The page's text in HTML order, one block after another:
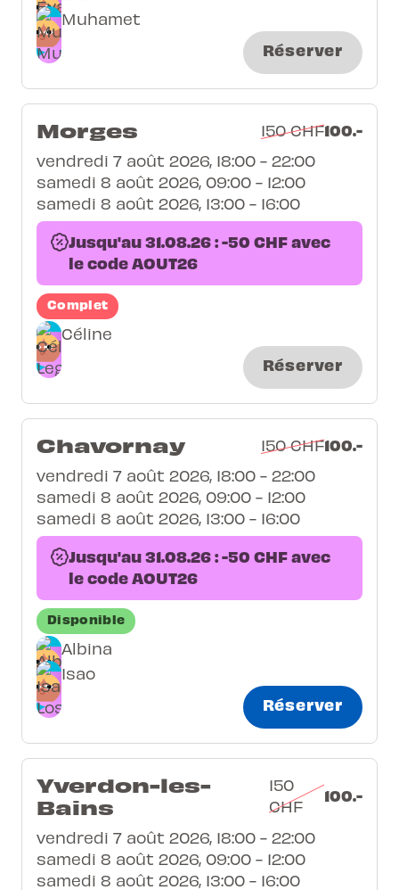
Muhamet
Réserver
Morges 150 CHF100.-
vendredi 7 août 2026, 18:00 - 22:00
samedi 8 août 2026, 09:00 - 12:00
samedi 8 août 2026, 13:00 - 16:00
Jusqu'au 31.08.26 : -50 CHF avec
le code AOUT26
Complet
Céline
Réserver
Chavornay 150 CHF100.-
vendredi 7 août 2026, 18:00 - 22:00
samedi 8 août 2026, 09:00 - 12:00
samedi 8 août 2026, 13:00 - 16:00
Jusqu'au 31.08.26 : -50 CHF avec
le code AOUT26
Disponible
Albina
Isao
Réserver
Yverdon-les-
Bains
150
CHF
100.-
vendredi 7 août 2026, 18:00 - 22:00
samedi 8 août 2026, 09:00 - 12:00
samedi 8 août 2026, 13:00 - 16:00